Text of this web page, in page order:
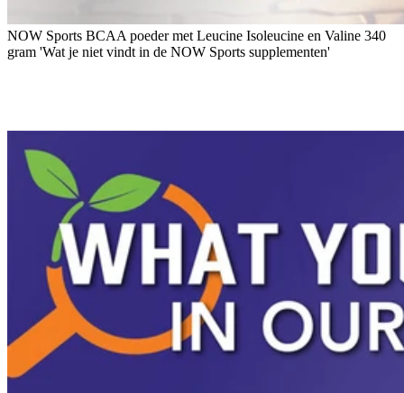
NOW Sports BCAA poeder met Leucine Isoleucine en Valine 340
gram 'Wat je niet vindt in de NOW Sports supplementen'